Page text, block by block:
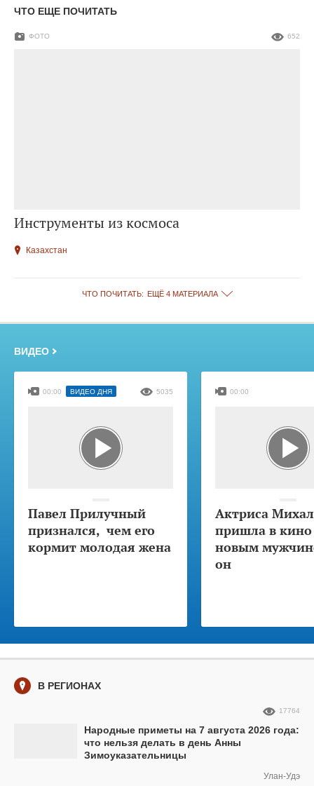
ЧТО ЕЩЕ ПОЧИТАТЬ
Инструменты из космоса
ФОТО 652
Казахстан
ЧТО ПОЧИТАТЬ: ЕЩЁ 4 МАТЕРИАЛА
ВИДЕО
Павел Прилучный
признался, чем его
кормит молодая жена
00:00 ВИДЕО ДНЯ 5035
Актриса
пришла в кино
новым
он
00:00
В РЕГИОНАХ
Народные приметы на 7 августа 2026 года:
что нельзя делать в день Анны
Зимоуказательницы
17764
Улан-Удэ